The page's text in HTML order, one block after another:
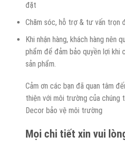
đặt
Chăm sóc, hỗ trợ & tư vấn trọn
Khi nhận hàng, khách hàng nên
phẩm để đảm bảo quyền lợi khi
sản phẩm.
Cảm ơn các bạn đã quan tâm
thiện với môi trường của chúng
Decor bảo vệ môi trường
Mọi chi tiết xin vui